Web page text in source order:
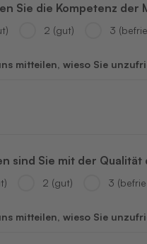
Sie die Kompetenz
2 (gut) 3
mitteilen, wieso Sie
sind Sie mit der
2 (gut) 3
mitteilen, wieso Sie